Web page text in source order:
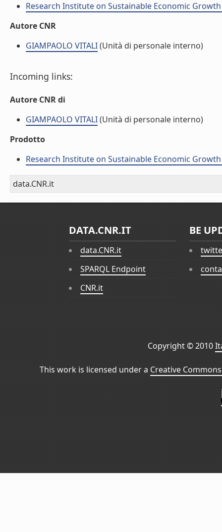
Research Institute on Sustainable Economic Growth
Autore CNR
GIAMPAOLO VITALI(Unità di personale interno)
Incoming links:
Autore CNR di
GIAMPAOLO VITALI(Unità di personale interno)
Prodotto
Research Institute on Sustainable Economic Growth
data.CNR.it
DATA.CNR.IT
data.CNR.it
SPARQL Endpoint
CNR.it
BE
Copyright © 2010
This work is licensed under a Creative